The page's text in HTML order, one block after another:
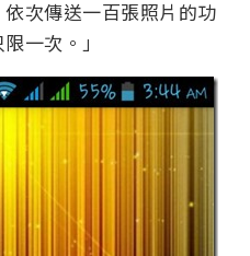
次傳送一百張照片的功
一次。」